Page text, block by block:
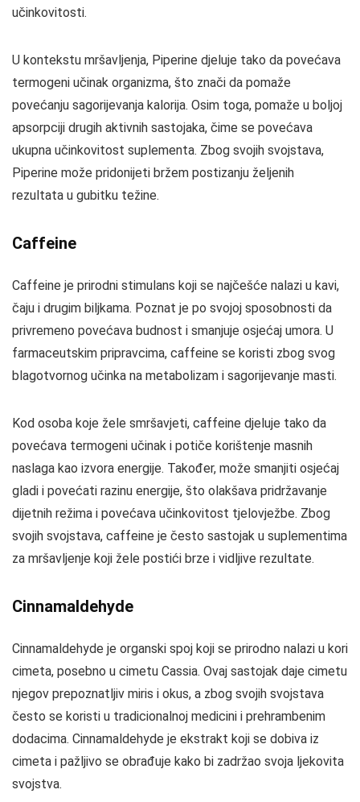
učinkovitosti.
U kontekstu mršavljenja, Piperine djeluje tako da povećava
termogeni učinak organizma, što znači da pomaže
povećanju sagorijevanja kalorija. Osim toga, pomaže u boljoj
apsorpciji drugih aktivnih sastojaka, čime se povećava
ukupna učinkovitost suplementa. Zbog svojih svojstava,
Piperine može pridonijeti bržem postizanju željenih
rezultata u gubitku težine.
Caffeine
Caffeine je prirodni stimulans koji se najčešće nalazi u kavi,
čaju i drugim biljkama. Poznat je po svojoj sposobnosti da
privremeno povećava budnost i smanjuje osjećaj umora. U
farmaceutskim pripravcima, caffeine se koristi zbog svog
blagotvornog učinka na metabolizam i sagorijevanje masti.
Kod osoba koje žele smršavjeti, caffeine djeluje tako da
povećava termogeni učinak i potiče korištenje masnih
naslaga kao izvora energije. Također, može smanjiti osjećaj
gladi i povećati razinu energije, što olakšava pridržavanje
dijetnih režima i povećava učinkovitost tjelovježbe. Zbog
svojih svojstava, caffeine je često sastojak u suplementima
za mršavljenje koji žele postići brze i vidljive rezultate.
Cinnamaldehyde
Cinnamaldehyde je organski spoj koji se prirodno nalazi u kori
cimeta, posebno u cimetu Cassia. Ovaj sastojak daje cimetu
njegov prepoznatljiv miris i okus, a zbog svojih svojstava
često se koristi u tradicionalnoj medicini i prehrambenim
dodacima. Cinnamaldehyde je ekstrakt koji se dobiva iz
cimeta i pažljivo se obrađuje kako bi zadržao svoja ljekovita
svojstva.